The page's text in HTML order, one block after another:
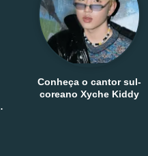
Conheça o cantor sul-
coreano Xyche Kiddy